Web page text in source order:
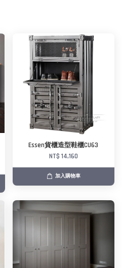
Essen貨櫃造型鞋櫃CU63
NT$ 14,160
加入購物車